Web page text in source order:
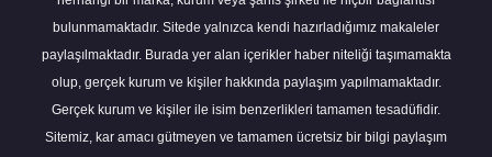
bulunmamaktadır. Sitede yalnızca kendi hazırladığımız makaleler
paylaşılmaktadır. Burada yer alan içerikler haber niteliği taşımamakta
olup, gerçek kurum ve kişiler hakkında paylaşım yapılmamaktadır.
Gerçek kurum ve kişiler ile isim benzerlikleri tamamen tesadüfidir.
Sitemiz, kar amacı gütmeyen ve tamamen ücretsiz bir bilgi paylaşım